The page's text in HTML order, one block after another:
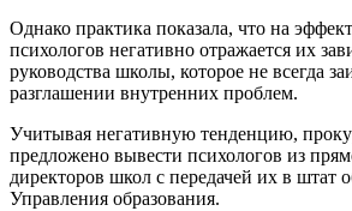
Однако практика показала, что на
психологов негативно отражается их
руководства школы, которое не всегда
разглашении внутренних проблем.
Учитывая негативную тенденцию,
предложено вывести психологов из
директоров школ с передачей их в штат
Управления образования.